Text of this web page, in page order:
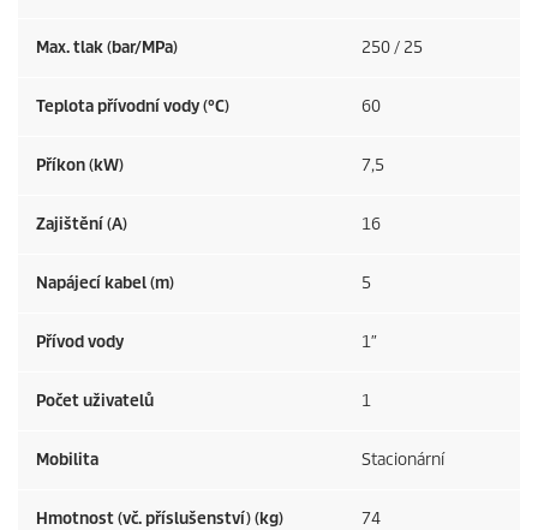
Max. tlak (bar/MPa) 250 / 25
Teplota přívodní vody (°C) 60
Příkon (kW) 7,5
Zajištění (A) 16
Napájecí kabel (m) 5
Přívod vody 1″
Počet uživatelů 1
Mobilita Stacionární
Hmotnost (vč. příslušenství) (kg) 74